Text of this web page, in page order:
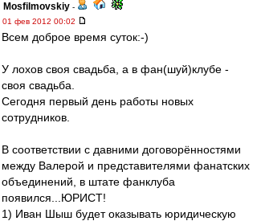
Mosfilmovskiy -
01 фев 2012 00:02
Всем доброе время суток:-)
У лохов своя свадьба, а в фан(шуй)клубе -
своя свадьба.
Сегодня первый день работы новых
сотрудников.
В соответствии с давними договорённостями
между Валерой и представителями фанатских
объединений, в штате фанклуба
появился...ЮРИСТ!
1) Иван Шыш будет оказывать юридическую